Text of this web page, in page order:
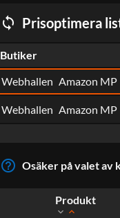
sync Prisoptimera
Butiker
Webhallen Amazon MP
Webhallen Amazon MP
help_outline Osäker på valet av
Produkt
expand_more expand_less